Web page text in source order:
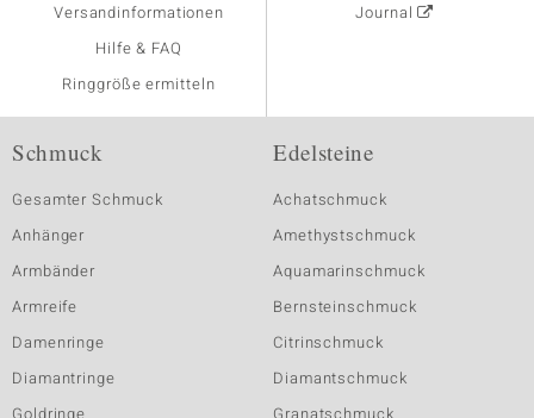
Versandinformationen
Hilfe & FAQ
Ringgröße ermitteln
Journal
Schmuck
Gesamter Schmuck
Anhänger
Armbänder
Armreife
Damenringe
Diamantringe
Edelsteine
Achatschmuck
Amethystschmuck
Aquamarinschmuck
Bernsteinschmuck
Citrinschmuck
Diamantschmuck